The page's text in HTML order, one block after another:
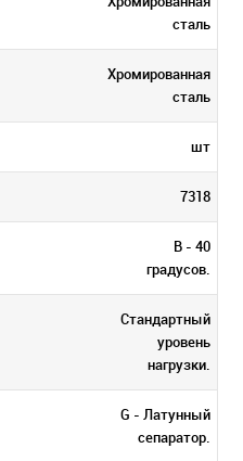
сталь
Хромированная
сталь
шт
7318
B - 40
градусов.
Стандартный
уровень
нагрузки.
G - Латунный
сепаратор.